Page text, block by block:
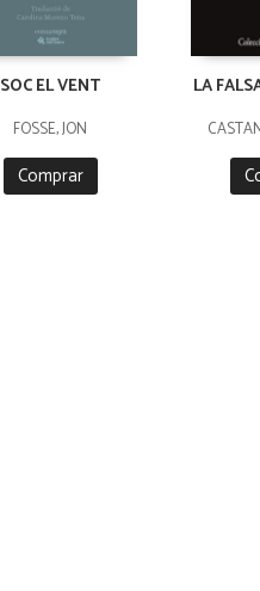
SOC EL VENT
FOSSE, JON
Comprar
LA